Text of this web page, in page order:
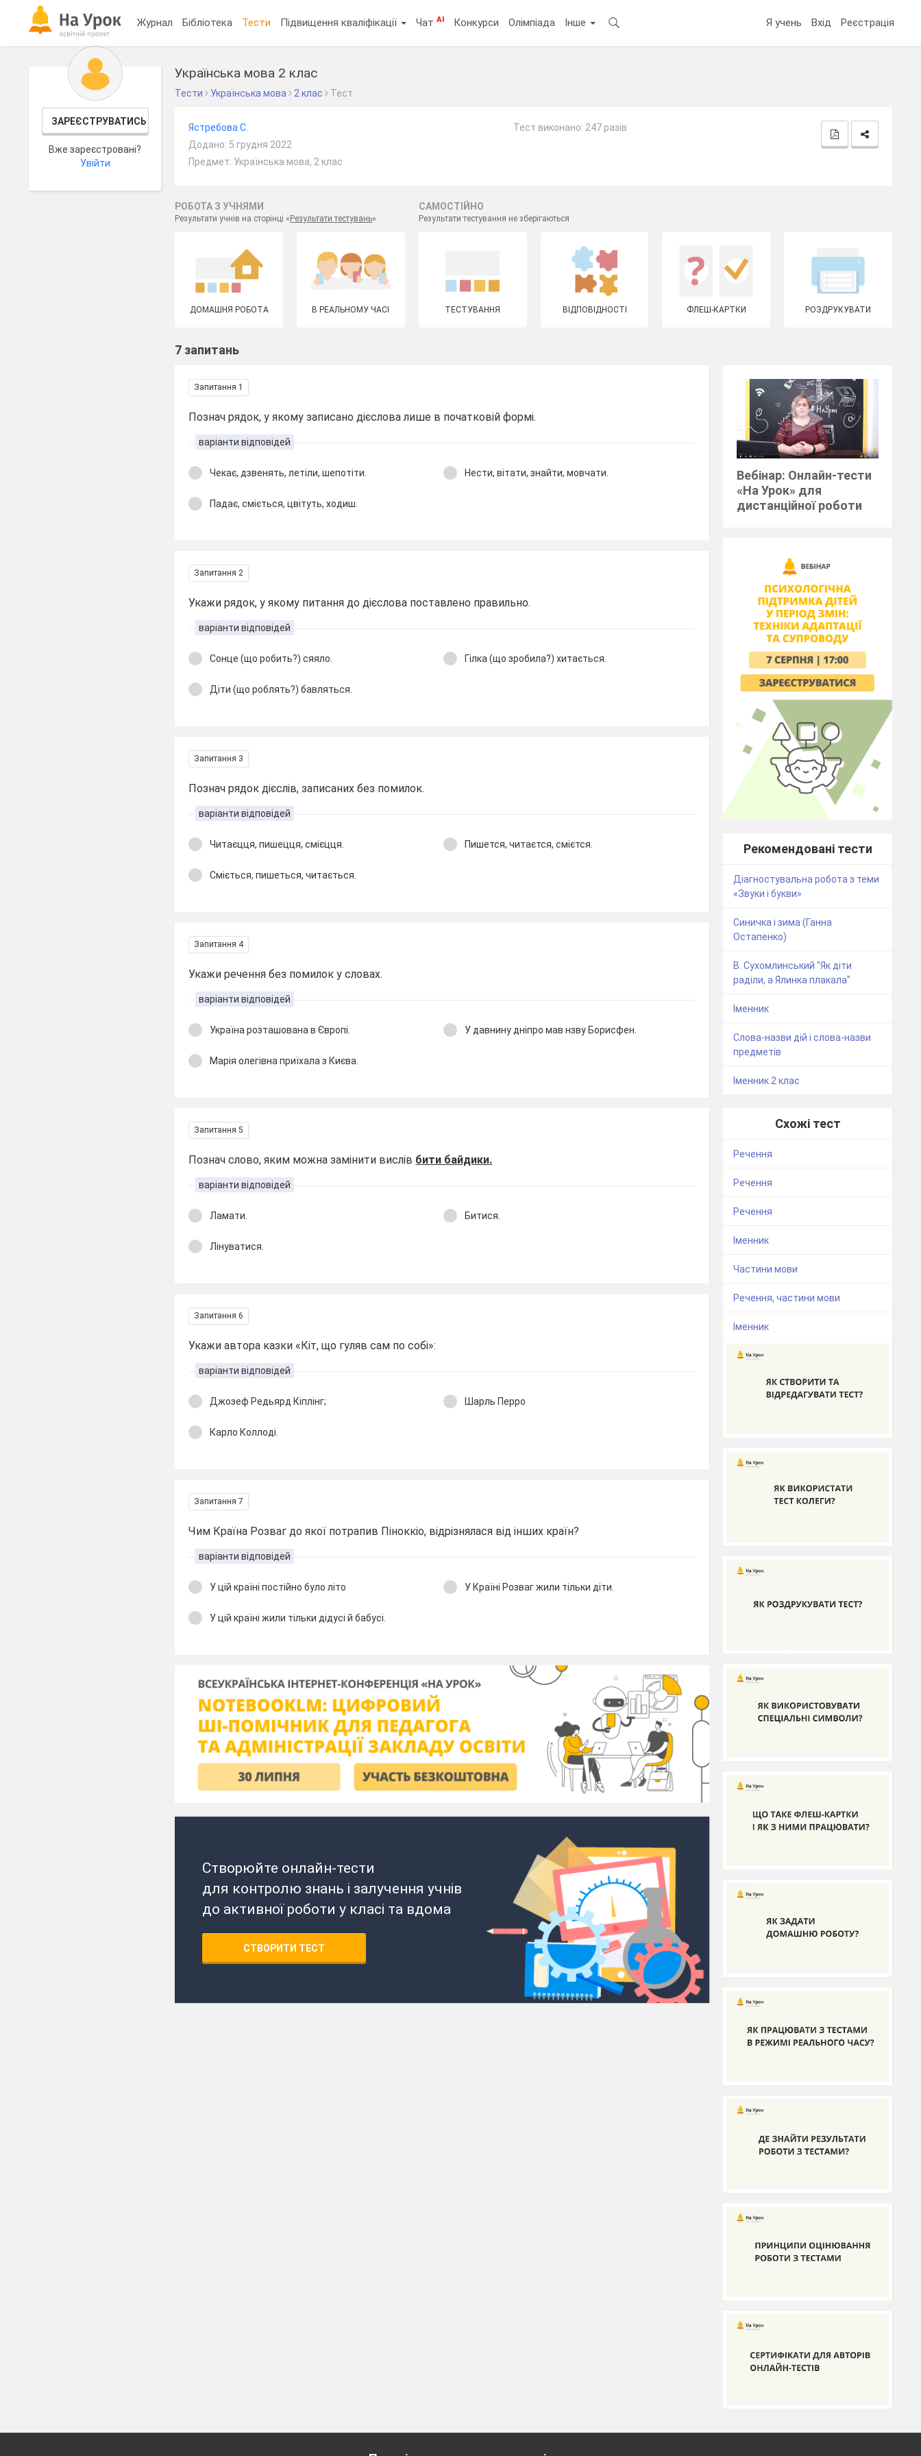
Журнал Бібліотека Тести Підвищення кваліфікації ЧатAI Конкурси Олімпіада Інше Я учень Вхід Реєстрація
ЗАРЕЄСТРУВАТИСЬ
Вже зареєстровані?
Увійти
Українська мова 2 клас
Тести Українська мова 2 клас Тест
Ястребова С.
Додано: 5 грудня 2022
Предмет: Українська мова, 2 клас
Тест виконано: 247 разів
РОБОТА З УЧНЯМИ
Результати учнів на сторінці « Результати тестувань»
САМОСТІЙНО
Результати тестування не зберігаються
ДОМАШНЯ РОБОТА В РЕАЛЬНОМУ ЧАСІ ТЕСТУВАННЯ ВІДПОВІДНОСТІ ФЛЕШ-КАРТКИ РОЗДРУКУВАТИ
7 запитань
Запитання 1
Познач рядок, у якому записано дієслова лише в початковій формі.
варіанти відповідей
Чекає, дзвенять, летіли, шепотіти. Нести, вітати, знайти, мовчати.
Падає, сміється, цвітуть, ходиш.
Запитання 2
Укажи рядок, у якому питання до дієслова поставлено правильно.
варіанти відповідей
Сонце (що робить?) сяяло. Гілка (що зробила?) хитається.
Діти (що роблять?) бавляться.
Запитання 3
Познач рядок дієслів, записаних без помилок.
варіанти відповідей
Читаєцця, пишецця, смієцця. Пишется, читаєтся, смієтся.
Сміється, пишеться, читається.
Запитання 4
Укажи речення без помилок у словах.
варіанти відповідей
Україна розташована в Європі. У давнину дніпро мав нзву Борисфен.
Марія олегівна приїхала з Києва.
Запитання 5
Познач слово, яким можна замінити вислів бити байдики.
варіанти відповідей
Ламати. Битися.
Лінуватися.
Запитання 6
Укажи автора казки «Кіт, що гуляв сам по собі»:
варіанти відповідей
Джозеф Редьярд Кіплінг; Шарль Перро
Карло Коллоді.
Запитання 7
Чим Країна Розваг до якої потрапив Піноккіо, відрізнялася від інших країн?
варіанти відповідей
У цій країні постійно було літо У Країні Розваг жили тільки діти.
У цій країні жили тільки дідусі й бабусі.
Створюйте онлайн-тести
для контролю знань і залучення учнів
до активної роботи у класі та вдома
СТВОРИТИ ТЕСТ
Вебінар: Онлайн-тести
«На Урок» для
дистанційної роботи
Рекомендовані тести
Діагностувальна робота з теми
«Звуки і букви»
Синичка і зима (Ганна
Остапенко)
В. Сухомлинський "Як діти
раділи, а Ялинка плакала"
Іменник
Слова-назви дій і слова-назви
предметів
Іменник 2 клас
Схожі тест
Речення
Речення
Речення
Іменник
Частини мови
Речення, частини мови
Іменник